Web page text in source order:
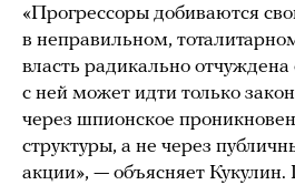
«Прогрессоры добиваются
в неправильном,
власть радикально
с ней может идти только
через шпионское
структуры, а не через
акции», — объясняет Кукулин.